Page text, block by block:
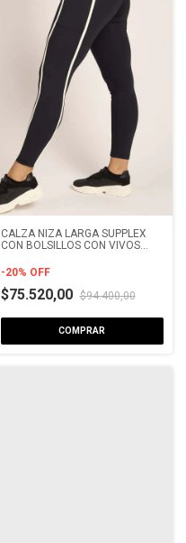
CALZA NIZA LARGA SUPPLEX
CON BOLSILLOS CON VIVOS
-20% OFF
$75.520,00 $94.400,00
COMPRAR